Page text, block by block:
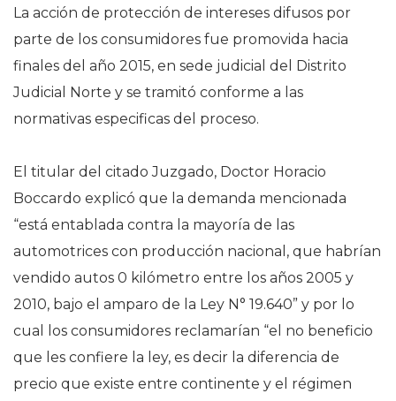
La acción de protección de intereses difusos por
parte de los consumidores fue promovida hacia
finales del año 2015, en sede judicial del Distrito
Judicial Norte y se tramitó conforme a las
normativas especificas del proceso.
El titular del citado Juzgado, Doctor Horacio
Boccardo explicó que la demanda mencionada
“está entablada contra la mayoría de las
automotrices con producción nacional, que habrían
vendido autos 0 kilómetro entre los años 2005 y
2010, bajo el amparo de la Ley N° 19.640” y por lo
cual los consumidores reclamarían “el no beneficio
que les confiere la ley, es decir la diferencia de
precio que existe entre continente y el régimen